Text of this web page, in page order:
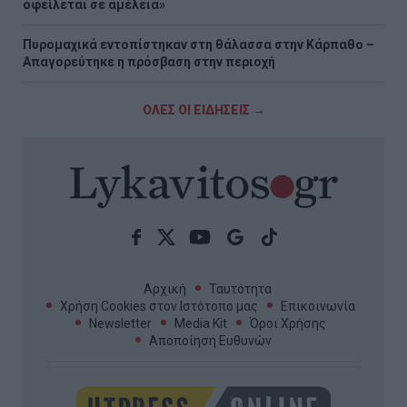
οφείλεται σε αμέλεια»
Πυρομαχικά εντοπίστηκαν στη θάλασσα στην Κάρπαθο –
Απαγορεύτηκε η πρόσβαση στην περιοχή
ΟΛΕΣ ΟΙ ΕΙΔΗΣΕΙΣ →
Αρχική
Ταυτότητα
Χρήση Cookies στον Ιστότοπο μας
Επικοινωνία
Newsletter
Media Kit
Όροι Χρήσης
Αποποίηση Ευθυνών